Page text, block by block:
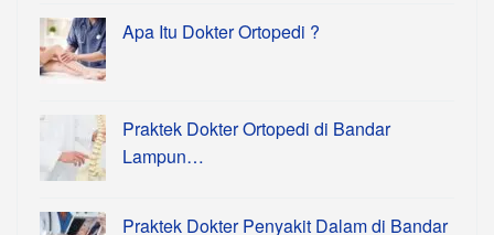
Apa Itu Dokter Ortopedi ?
Praktek Dokter Ortopedi di Bandar
Lampun…
Praktek Dokter Penyakit Dalam di Bandar